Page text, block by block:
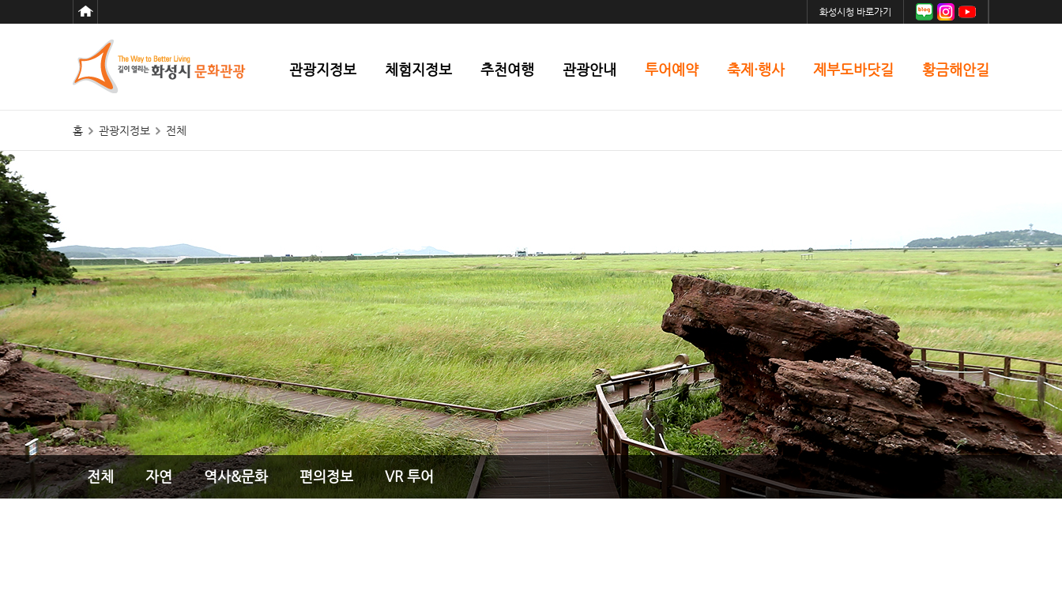
화성시청 바로가기
관광지정보 체험지정보 추천여행 관광안내 투어예약 축제·행사 제부도바닷길 황금해안길
홈 관광지정보 전체
전체 자연 역사&문화 편의정보 VR 투어